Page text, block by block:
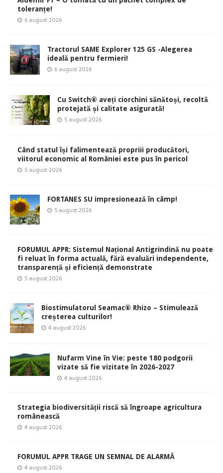
toleranțe!
6 august 2026
Tractorul SAME Explorer 125 GS -Alegerea
ideală pentru fermieri!
6 august 2026
Cu Switch® aveți ciorchini sănătoși, recoltă
protejată și calitate asigurată!
5 august 2026
Când statul își falimentează propriii producători,
viitorul economic al României este pus în pericol
5 august 2026
FORTANES SU impresionează în câmp!
5 august 2026
FORUMUL APPR: Sistemul Național Antigrindină nu poate
fi reluat în forma actuală, fără evaluări independente,
transparență și eficiență demonstrate
5 august 2026
Biostimulatorul Seamac® Rhizo – Stimulează
creșterea culturilor!
4 august 2026
Nufarm Vine în Vie: peste 180 podgorii
vizate să fie vizitate în 2026-2027
4 august 2026
Strategia biodiversității riscă să îngroape agricultura
românească
4 august 2026
FORUMUL APPR TRAGE UN SEMNAL DE ALARMĂ
4 august 2026